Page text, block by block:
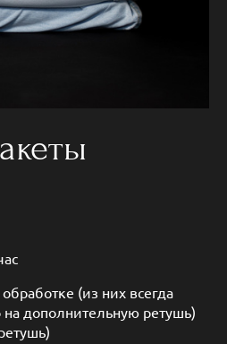
(из них всегда
дополнительную ретушь)